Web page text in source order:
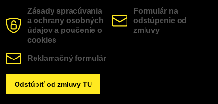
Zásady spracúvania
a ochrany osobných
údajov a poučenie o
cookies
Formulár na
odstúpenie od
zmluvy
Reklamačný formulár
Odstúpiť od zmluvy TU